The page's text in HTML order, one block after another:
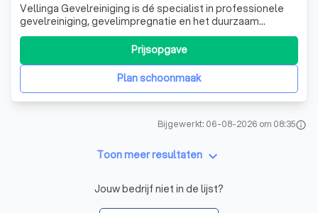
Vellinga Gevelreiniging is dé specialist in professionele
gevelreiniging, gevelimpregnatie en het duurzaam
herstellen van de uitstraling van woningen en
bedrijfspanden. Met een persoonlijke aanpak, moderne
apparatuur en de juiste reinigingstechnieken zorgen wij
voor een veilig, grondig en langdurig
Plan schoonmaak
Prijsopgave
Bijgewerkt: 06-08-2026 om 08:35info
Toon meer resultaten keyboard_arrow_down
Jouw bedrijf niet in de lijst?